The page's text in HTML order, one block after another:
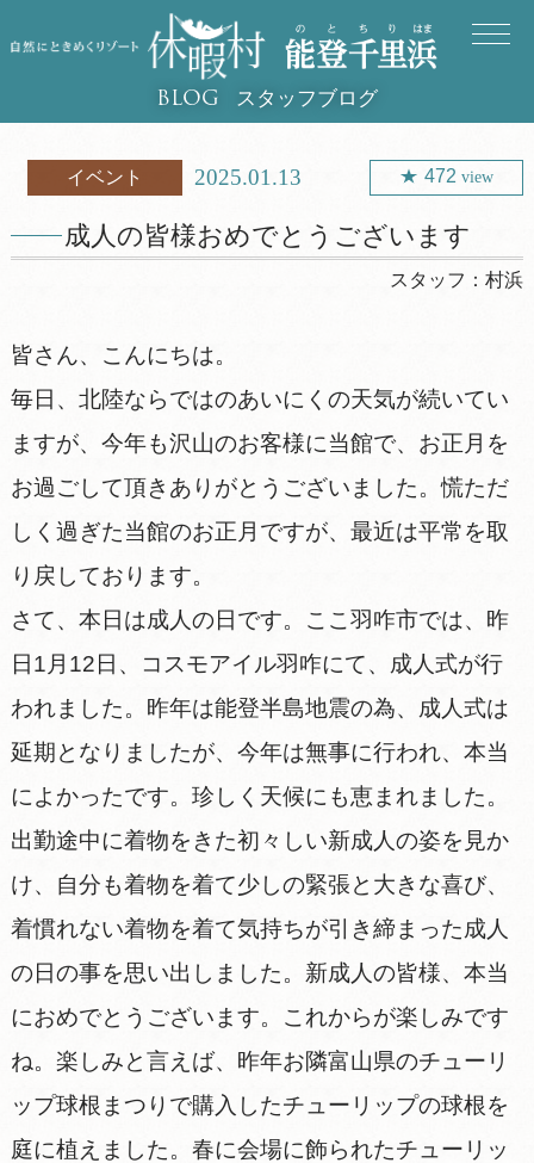
BLOG スタッフブログ
イベント 2025.01.13 472 view
成人の皆様おめでとうございます
スタッフ：村浜
皆さん、こんにちは。
毎日、北陸ならではのあいにくの天気が続いてい
ますが、今年も沢山のお客様に当館で、お正月を
お過ごして頂きありがとうございました。慌ただ
しく過ぎた当館のお正月ですが、最近は平常を取
り戻しております。
さて、本日は成人の日です。ここ羽咋市では、昨
日1月12日、コスモアイル羽咋にて、成人式が行
われました。昨年は能登半島地震の為、成人式は
延期となりましたが、今年は無事に行われ、本当
によかったです。珍しく天候にも恵まれました。
出勤途中に着物をきた初々しい新成人の姿を見か
け、自分も着物を着て少しの緊張と大きな喜び、
着慣れない着物を着て気持ちが引き締まった成人
の日の事を思い出しました。新成人の皆様、本当
におめでとうございます。これからが楽しみです
ね。楽しみと言えば、昨年お隣富山県のチューリ
ップ球根まつりで購入したチューリップの球根を
庭に植えました。春に会場に飾られたチューリッ